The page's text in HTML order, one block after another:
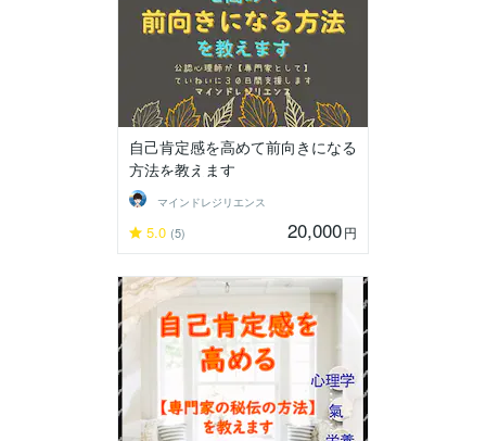
自己肯定感を高めて前向きになる
方法を教えます
マインドレジリエンス
5.0 (5) 20,000円